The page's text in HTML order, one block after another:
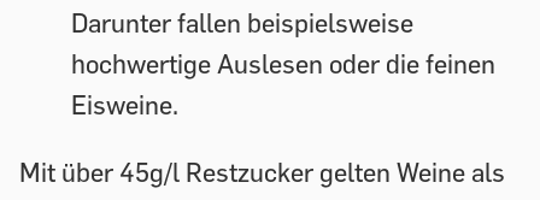
Darunter fallen beispielsweise
hochwertige Auslesen oder die feinen
Eisweine.
Mit über 45g/l Restzucker gelten Weine als